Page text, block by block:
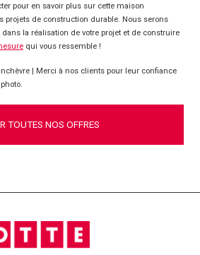
pour en savoir plus sur cette maison
projets de construction durable. Nous serons
la réalisation de votre projet et de construire
qui vous ressemble !
| Merci à nos clients pour leur confiance
TOUTES NOS OFFRES